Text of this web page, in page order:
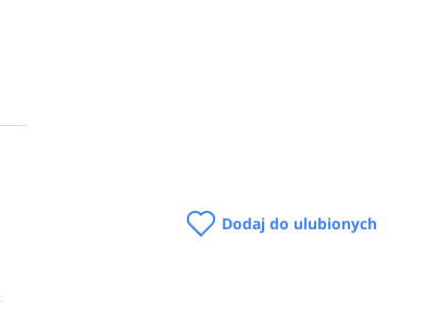
Dodaj do ulubionych